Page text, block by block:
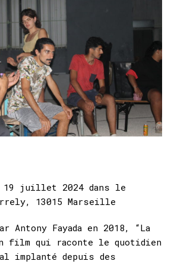
19 juillet 2024 dans le
13015 Marseille
Antony Fayada en 2018, “La
film qui raconte le quotidien
implanté depuis des